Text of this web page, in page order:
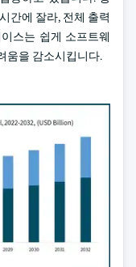
간에 잘라, 전체 출력
스는 쉽게 소프트웨
움을 감소시킵니다.